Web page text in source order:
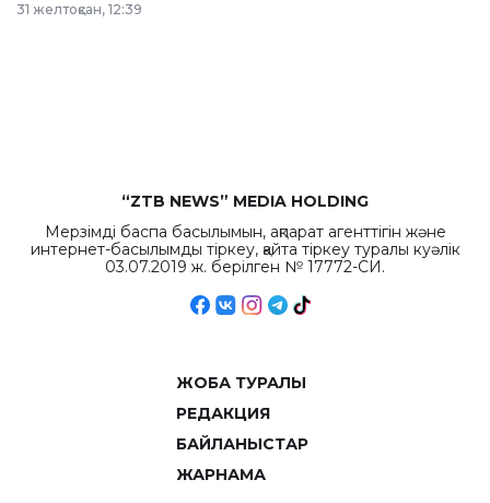
республиканского
31 желтоқсан, 12:39
“ZTB NEWS” MEDIA HOLDING
Мерзімді баспа басылымын, ақпарат агенттігін және
интернет-басылымды тіркеу, қайта тіркеу туралы куәлік
03.07.2019 ж. берілген № 17772-СИ.
ЖОБА ТУРАЛЫ
РЕДАКЦИЯ
БАЙЛАНЫСТАР
ЖАРНАМА